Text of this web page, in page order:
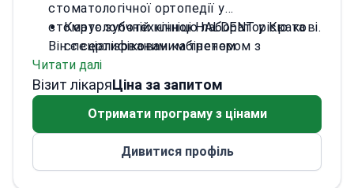
стоматологічної ортопедії у
стоматологічній клініці HALDENT у Кракові.
Він є сертифікованим тренером з
методики All-on-4 у MaloClinic. Компанія
Nobel Biocare визнає його ключовим
Тшепатовський прочитав понад 20 лекцій
Керує зуботехнічною лабораторією та
спеціалізованим кабінетом
стоматологічної фізіотерапії.
Спеціалізується на процедурах All-on-4,
Очолює найбільшу групу підтримки
Читати далі
Візит лікаряЦіна за запитом
Отримати програму з цінами
Дивитися профіль